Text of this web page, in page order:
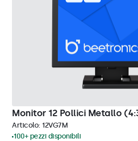
Monitor 12 Pollici Metallo
Articolo: 12VG7M
100+ pezzi disponibili